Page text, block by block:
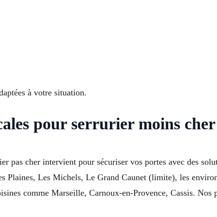
à votre situation.
pour serrurier moins cher
pas cher intervient pour sécuriser vos portes avec des
Plaines, Les Michels, Le Grand Caunet (limite), les
comme Marseille, Carnoux-en-Provence, Cassis. Nos